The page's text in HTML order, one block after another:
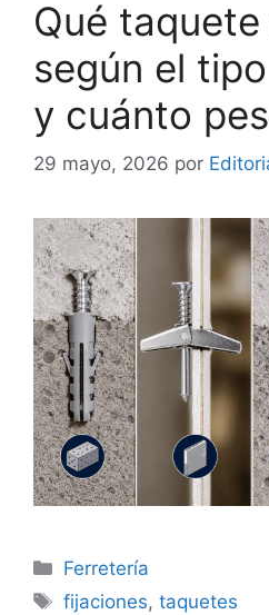
Qué
según el
y cuánto
29 mayo, 2026 por
Categorías
Ferretería
Etiquetas
fijaciones,taquetes